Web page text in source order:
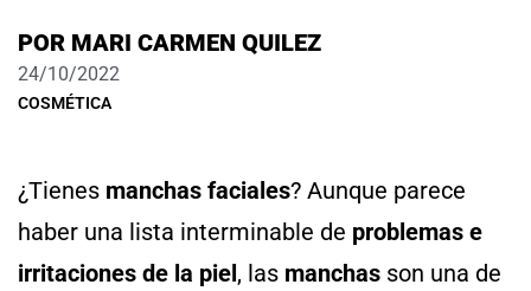
POR MARI CARMEN QUILEZ
24/10/2022
COSMÉTICA
¿Tienes manchas faciales? Aunque parece
haber una lista interminable de problemas e
irritaciones de la piel , las manchas son una de